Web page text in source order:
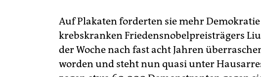
Auf Plakaten forderten sie mehr
krebskranken Friedensnobelpreisträgers
der Woche nach fast acht Jahren
worden und steht nun quasi unter